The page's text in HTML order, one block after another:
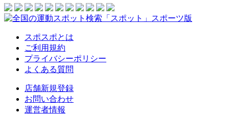
スポスポとは
ご利用規約
プライバシーポリシー
よくある質問
店舗新規登録
お問い合わせ
運営者情報